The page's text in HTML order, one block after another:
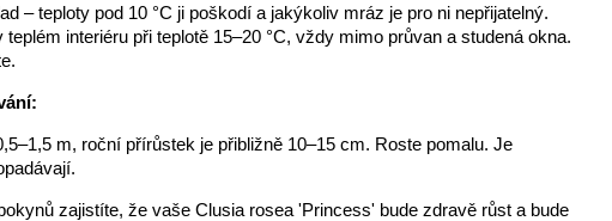
– teploty pod 10 °C ji poškodí a jakýkoliv mráz je pro ni nepřijatelný.
interiéru při teplotě 15–20 °C, vždy mimo průvan a studená okna.
m, roční přírůstek je přibližně 10–15 cm. Roste pomalu. Je
zajistíte, že vaše Clusia rosea 'Princess' bude zdravě růst a bude